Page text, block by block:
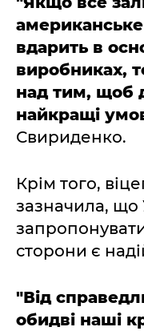
вдарить в
виробниках,
над тим, щоб
найкращі
Свириденко.
Крім того,
зазначила, що
сторони є
"Від
обидві наші